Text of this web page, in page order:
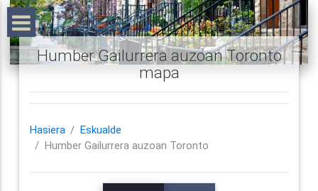
Humber Gailurrera auzoan Toronto
mapa
Hasiera
Eskualde
Humber Gailurrera auzoan Toronto